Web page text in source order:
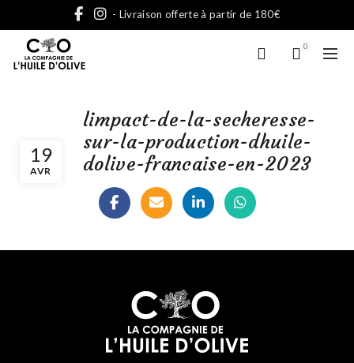
- Livraison offerte à partir de 180€
0
19
AVR
limpact-de-la-secheresse-
sur-la-production-dhuile-
dolive-francaise-en-2023